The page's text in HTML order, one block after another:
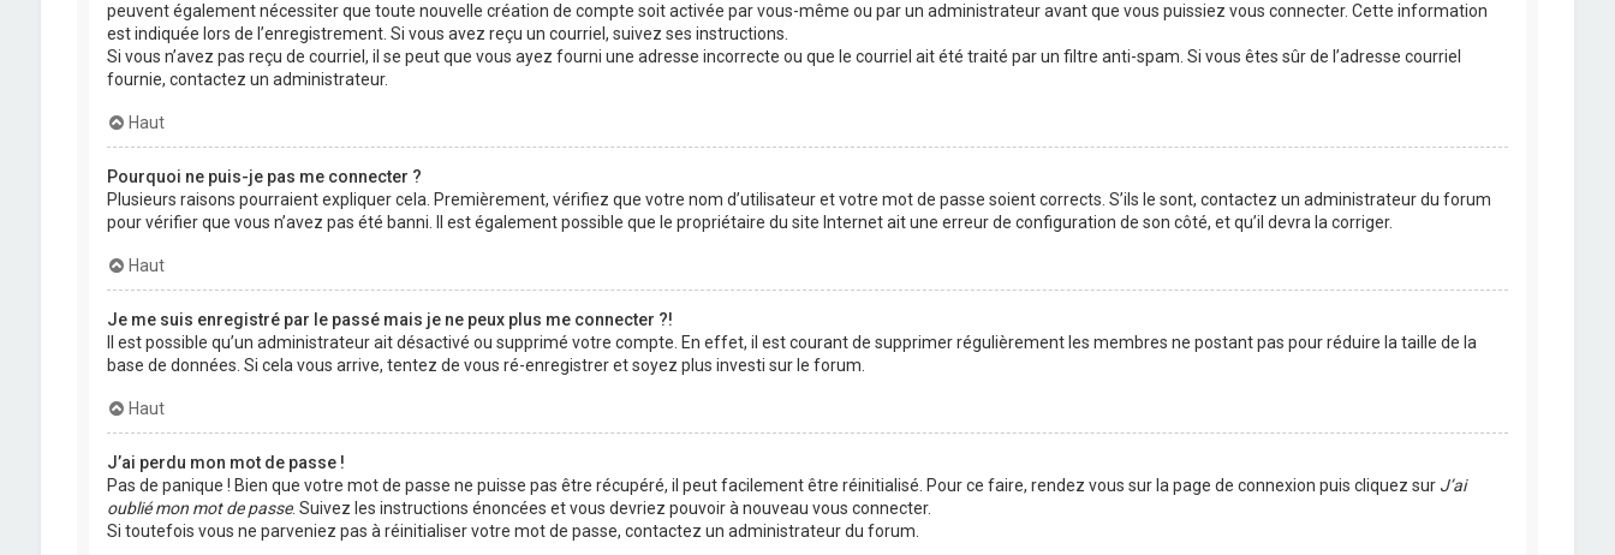
peuvent également nécessiter que toute nouvelle création de compte soit activée par vous-même ou par un administrateur avant que vous puissiez vous connecter. Cette information
est indiquée lors de l’enregistrement. Si vous avez reçu un courriel, suivez ses instructions.
Si vous n’avez pas reçu de courriel, il se peut que vous ayez fourni une adresse incorrecte ou que le courriel ait été traité par un filtre anti-spam. Si vous êtes sûr de l’adresse courriel
fournie, contactez un administrateur.
Haut
Pourquoi ne puis-je pas me connecter ?
Plusieurs raisons pourraient expliquer cela. Premièrement, vérifiez que votre nom d’utilisateur et votre mot de passe soient corrects. S’ils le sont, contactez un administrateur du forum
pour vérifier que vous n’avez pas été banni. Il est également possible que le propriétaire du site Internet ait une erreur de configuration de son côté, et qu’il devra la corriger.
Haut
Je me suis enregistré par le passé mais je ne peux plus me connecter ?!
Il est possible qu’un administrateur ait désactivé ou supprimé votre compte. En effet, il est courant de supprimer régulièrement les membres ne postant pas pour réduire la taille de la
base de données. Si cela vous arrive, tentez de vous ré-enregistrer et soyez plus investi sur le forum.
Haut
J’ai perdu mon mot de passe !
Pas de panique ! Bien que votre mot de passe ne puisse pas être récupéré, il peut facilement être réinitialisé. Pour ce faire, rendez vous sur la page de connexion puis cliquez sur J’ai
oublié mon mot de passe. Suivez les instructions énoncées et vous devriez pouvoir à nouveau vous connecter.
Si toutefois vous ne parveniez pas à réinitialiser votre mot de passe, contactez un administrateur du forum.